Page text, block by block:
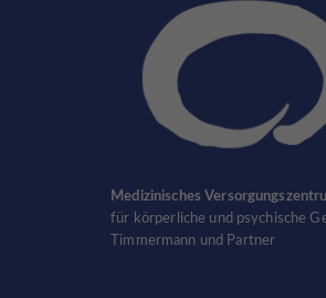
Medizinisches
für körperliche und psychische
Timmermann und Partner